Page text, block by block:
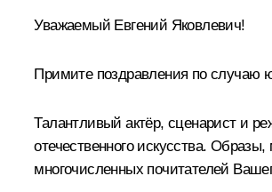
Уважаемый Евгений Яковлевич!
Примите поздравления по случаю
Талантливый актёр, сценарист и
отечественного искусства.
многочисленных почитателей